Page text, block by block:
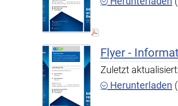
Flyer -
Zuletzt
Herunterladen